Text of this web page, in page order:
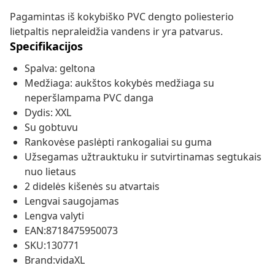
Pagamintas iš kokybiško PVC dengto poliesterio
lietpaltis nepraleidžia vandens ir yra patvarus.
Specifikacijos
Spalva: geltona
Medžiaga: aukštos kokybės medžiaga su
neperšlampama PVC danga
Dydis: XXL
Su gobtuvu
Rankovėse paslėpti rankogaliai su guma
Užsegamas užtrauktuku ir sutvirtinamas segtukais
nuo lietaus
2 didelės kišenės su atvartais
Lengvai saugojamas
Lengva valyti
EAN:8718475950073
SKU:130771
Brand:vidaXL